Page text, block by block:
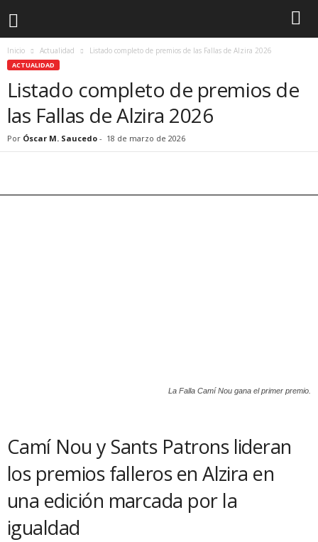
Inicio Actualidad Listado completo de premios de las Fallas de Alzira 2026
ACTUALIDAD
Listado completo de premios de
las Fallas de Alzira 2026
Por Óscar M. Saucedo - 18 de marzo de 2026
La Falla Camí Nou gana el primer premio.
Camí Nou y Sants Patrons lideran
los premios falleros en Alzira en
una edición marcada por la
igualdad